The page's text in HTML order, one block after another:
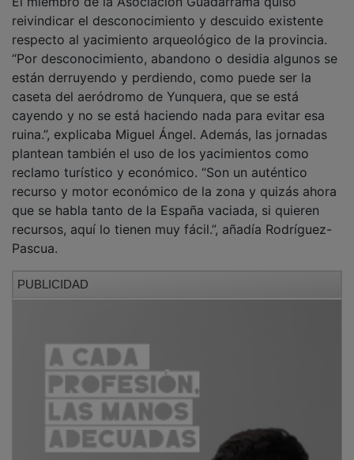
reivindicar el desconocimiento y descuido existente
respecto al yacimiento arqueológico de la provincia.
“Por desconocimiento, abandono o desidia algunos se
están derruyendo y perdiendo, como puede ser la
caseta del aeródromo de Yunquera, que se está
cayendo y no se está haciendo nada para evitar esa
ruina.”, explicaba Miguel Ángel. Además, las jornadas
plantean también el uso de los yacimientos como
reclamo turístico y económico. “Son un auténtico
recurso y motor económico de la zona y quizás ahora
que se habla tanto de la España vaciada, si quieren
recursos, aquí lo tienen muy fácil.”, añadía Rodríguez-
Pascua.